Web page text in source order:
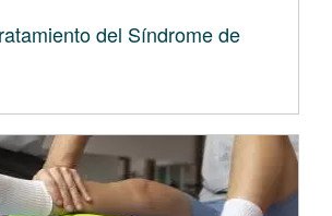
del Síndrome de